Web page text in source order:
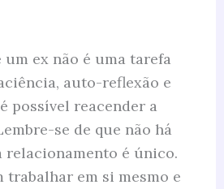
ex não é uma tarefa
auto-reflexão e
possível reacender a
se de que não há
relacionamento é único.
trabalhar em si mesmo e